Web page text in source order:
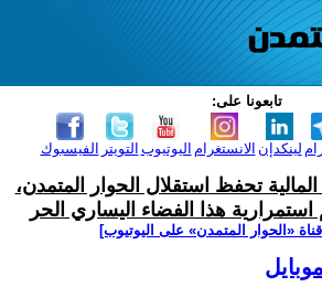
تابعونا على:
الفيسبوك التويتر اليوتيوب الانستغرام لينكدإن
تحفظ استقلال الحوار المتمدن،
هذا الفضاء اليساري الحر
‫«الحوار المتمدن» على اليوتيوب]